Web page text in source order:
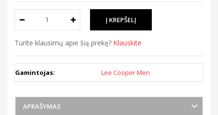
Turite klausimų apie šią prekę? Klauskite
Gamintojas: Lee Cooper Men
APRAŠYMAS